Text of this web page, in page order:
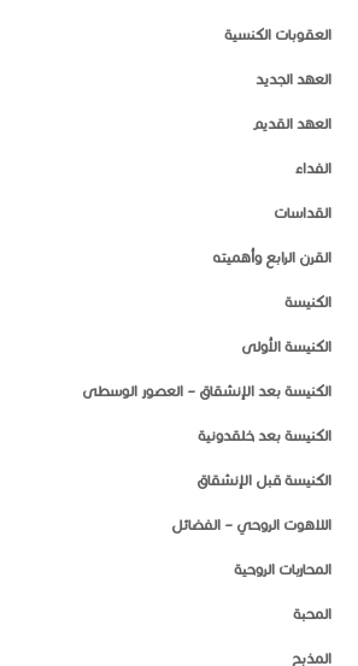
العقوبات الكنسية
العهد الجديد
العهد القديم
الفداء
القداسات
القرن الرابع وأهميته
الكنيسة
الكنيسة الأولى
الكنيسة بعد الإنشقاق – العصور الوسطى
الكنيسة بعد خلقدونية
الكنيسة قبل الإنشقاق
اللاهوت الروحي – الفضائل
المحاربات الروحية
المحبة
المذبح